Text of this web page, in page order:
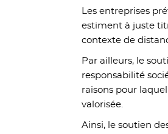
Les entreprises
estiment à juste
contexte de
Par ailleurs, le
responsabilité
raisons pour
valorisée.
Ainsi, le soutien